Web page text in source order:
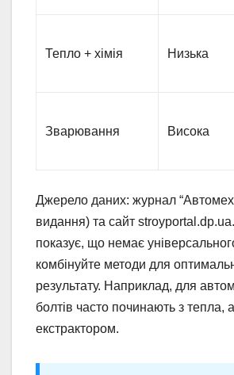
Тепло + хімія Низька
Зварювання Висока
Джерело даних: журнал
видання) та сайт
показує, що немає
комбінуйте методи для
результату. Наприклад, для
болтів часто починають з тепла,
екстрактором.